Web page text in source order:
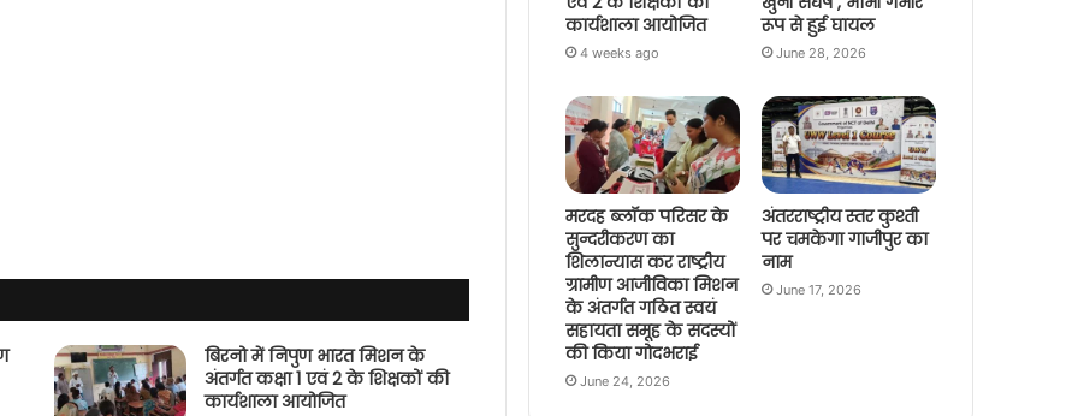
बिरनो में निपुण भारत मिशन के
अंतर्गत कक्षा 1 एवं 2 के शिक्षकों की
कार्यशाला आयोजित
कार्यशाला आयोजित
4 weeks ago
रूप से हुई घायल
June 28, 2026
मरदह ब्लॉक परिसर के
सुन्दरीकरण का
शिलान्यास कर राष्ट्रीय
ग्रामीण आजीविका मिशन
के अंतर्गत गठित स्वयं
सहायता समूह के सदस्यों
की किया गोदभराई
June 24, 2026
अंतरराष्ट्रीय स्तर कुश्ती
पर चमकेगा गाजीपुर का
नाम
June 17, 2026